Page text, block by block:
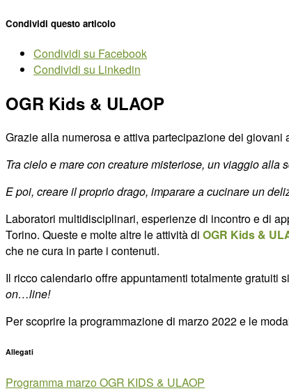
Condividi questo articolo
Condividi su Facebook
Condividi su Linkedin
OGR Kids & ULAOP
Grazie alla numerosa e attiva partecipazione dei
Tra cielo e mare con creature misteriose, un viaggio alla
E poi, creare il proprio drago, imparare a cucinare un
Laboratori multidisciplinari, esperienze di incontro e di
Torino. Queste e molte altre le attività di OGR Kids &
che ne cura in parte i contenuti.
Il ricco calendario offre appuntamenti totalmente gratuiti
on…line!
Per scoprire la programmazione di marzo 2022 e le
Allegati
Programma marzo OGR KIDS & ULAOP